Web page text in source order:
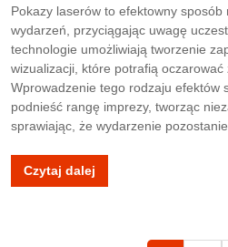
Pokazy laserów to efektowny
wydarzeń, przyciągając uwagę
technologie umożliwiają tworzenie
wizualizacji, które potrafią
Wprowadzenie tego rodzaju efektów
podnieść rangę imprezy, tworząc
sprawiając, że wydarzenie
Czytaj dalej